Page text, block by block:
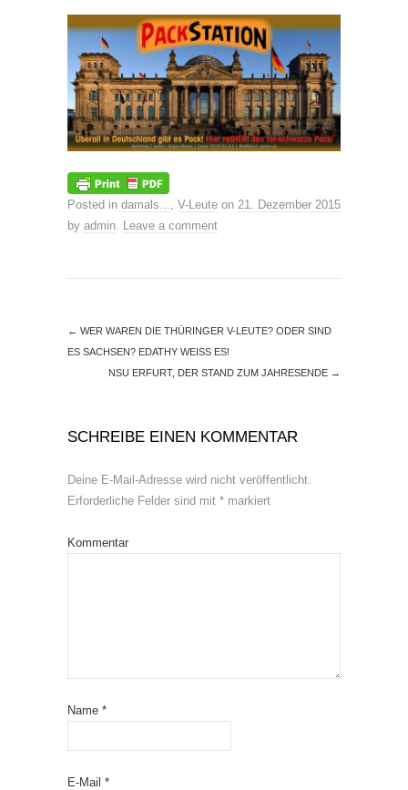
Posted in damals..., V-Leute on 21. Dezember 2015
by admin. Leave a comment
← WER WAREN DIE THÜRINGER V-LEUTE? ODER SIND
ES SACHSEN? EDATHY WEISS ES!
NSU ERFURT, DER STAND ZUM JAHRESENDE →
SCHREIBE EINEN KOMMENTAR
Deine E-Mail-Adresse wird nicht veröffentlicht.
Erforderliche Felder sind mit * markiert
Kommentar
Name *
E-Mail *